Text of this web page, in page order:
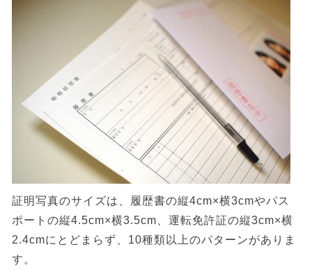
証明写真のサイズは、履歴書の縦4cm×横3cmやパス
ポートの縦4.5cm×横3.5cm、運転免許証の縦3cm×横
2.4cmにとどまらず、10種類以上のパターンがありま
す。